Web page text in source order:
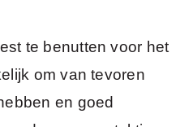
te benutten voor het
om van tevoren
en goed